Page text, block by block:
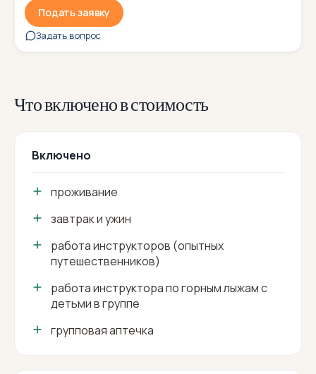
Подать заявку
Задать вопрос
Что включено в стоимость
Включено
проживание
завтрак и ужин
работа инструкторов (опытных
путешественников)
работа инструктора по горным лыжам с
детьми в группе
групповая аптечка